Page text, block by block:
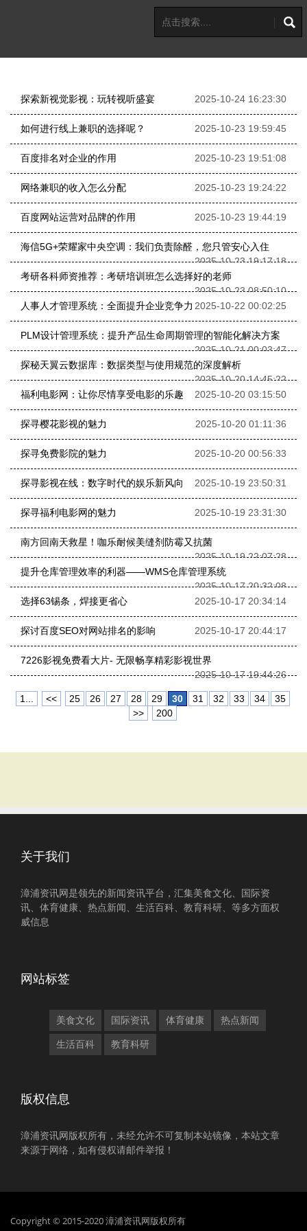
探索新视觉影视：玩转视听盛宴 2025-10-24 16:23:30
如何进行线上兼职的选择呢？ 2025-10-23 19:59:45
百度排名对企业的作用 2025-10-23 19:51:08
网络兼职的收入怎么分配 2025-10-23 19:24:22
百度网站运营对品牌的作用 2025-10-23 19:44:19
海信5G+荣耀家中央空调：我们负责除醛，您只管安心入住
2025-10-23 19:17:18
考研各科师资推荐：考研培训班怎么选择好的老师
2025-10-23 08:50:10
人事人才管理系统：全面提升企业竞争力 2025-10-22 00:02:25
PLM设计管理系统：提升产品生命周期管理的智能化解决方案
2025-10-21 00:03:47
探秘天翼云数据库：数据类型与使用规范的深度解析
2025-10-20 14:45:22
福利电影网：让你尽情享受电影的乐趣
2025-10-20 03:15:50
探寻樱花影视的魅力 2025-10-20 01:11:36
探寻免费影院的魅力 2025-10-20 00:56:33
探寻影视在线：数字时代的娱乐新风向 2025-10-19 23:50:31
探寻福利电影网的魅力 2025-10-19 23:31:30
南方回南天救星！咖乐耐候美缝剂防霉又抗菌
2025-10-19 22:07:28
提升仓库管理效率的利器——WMS仓库管理系统
2025-10-17 20:32:08
选择63锡条，焊接更省心
2025-10-17 20:34:14
探讨百度SEO对网站排名的影响 2025-10-17 20:44:17
7226影视免费看大片- 无限畅享精彩影视世界
2025-10-17 19:44:26
1... << 25 26 27 28 29 30 31 32 33 34
35
>>
200
关于我们
漳浦资讯网是领先的新闻资讯平台，汇集美食文化、国际资
讯、体育健康、热点新闻、生活百科、教育科研、等多方面权
威信息
网站标签
美食文化 国际资讯 体育健康 热点新闻
生活百科 教育科研
版权信息
漳浦资讯网版权所有，未经允许不可复制本站镜像，本站文章
来源于网络，如有侵权请邮件举报！
Copyright © 2015-2020 漳浦资讯网版权所有